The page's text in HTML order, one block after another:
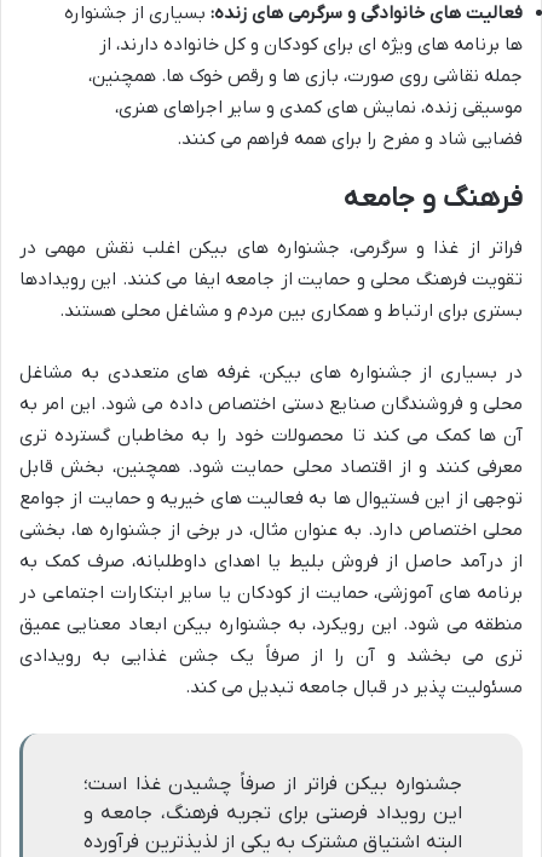
فعالیت های خانوادگی و سرگرمی های زنده: بسیاری از جشنواره
ها برنامه های ویژه ای برای کودکان و کل خانواده دارند، از
جمله نقاشی روی صورت، بازی ها و رقص خوک ها. همچنین،
موسیقی زنده، نمایش های کمدی و سایر اجراهای هنری،
فضایی شاد و مفرح را برای همه فراهم می کنند.
فرهنگ و جامعه
فراتر از غذا و سرگرمی، جشنواره های بیکن اغلب نقش مهمی در
تقویت فرهنگ محلی و حمایت از جامعه ایفا می کنند. این رویدادها
بستری برای ارتباط و همکاری بین مردم و مشاغل محلی هستند.
در بسیاری از جشنواره های بیکن، غرفه های متعددی به مشاغل
محلی و فروشندگان صنایع دستی اختصاص داده می شود. این امر به
آن ها کمک می کند تا محصولات خود را به مخاطبان گسترده تری
معرفی کنند و از اقتصاد محلی حمایت شود. همچنین، بخش قابل
توجهی از این فستیوال ها به فعالیت های خیریه و حمایت از جوامع
محلی اختصاص دارد. به عنوان مثال، در برخی از جشنواره ها، بخشی
از درآمد حاصل از فروش بلیط یا اهدای داوطلبانه، صرف کمک به
برنامه های آموزشی، حمایت از کودکان یا سایر ابتکارات اجتماعی در
منطقه می شود. این رویکرد، به جشنواره بیکن ابعاد معنایی عمیق
تری می بخشد و آن را از صرفاً یک جشن غذایی به رویدادی
مسئولیت پذیر در قبال جامعه تبدیل می کند.
جشنواره بیکن فراتر از صرفاً چشیدن غذا است؛
این رویداد فرصتی برای تجربه فرهنگ، جامعه و
البته اشتیاق مشترک به یکی از لذیذترین فرآورده